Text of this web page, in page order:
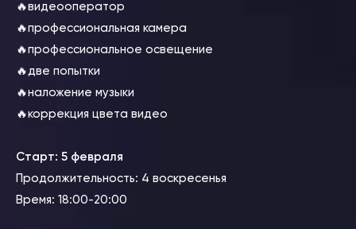
🔥видеооператор
🔥профессиональная камера
🔥профессиональное освещение
🔥две попытки
🔥наложение музыки
🔥коррекция цвета видео
Старт: 5 февраля
Продолжительность: 4 воскресенья
Время: 18:00-20:00